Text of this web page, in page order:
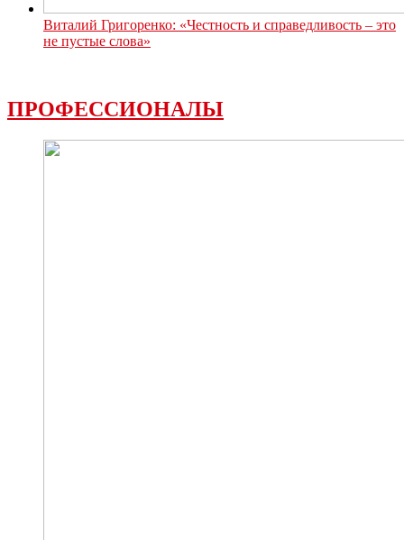
Виталий Григоренко: «Честность и справедливость – это
не пустые слова»
ПРОФЕССИОНАЛЫ